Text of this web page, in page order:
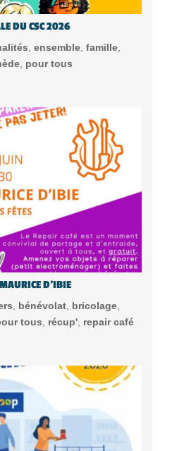
DU CSC 2026
, ensemble, famille,
, pour tous
D’IBIE
bénévolat, bricolage,
tous récup', repair café